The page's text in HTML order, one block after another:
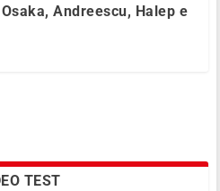
Andreescu, Halep e
TEST